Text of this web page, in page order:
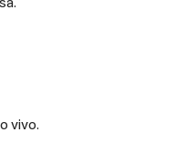
vivo.